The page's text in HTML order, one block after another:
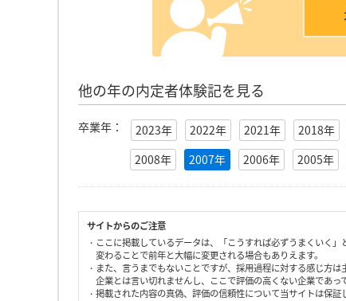
他の年の内定者体験記を見る
卒業年： 2023年 2022年 2021年 2018年
2008年
2007年 2006年 2005年
サイトからのご注意
・ここに掲載しているデータは、「こうすれば必ずうまくいく
変わることで前年と大幅に変更される場合もありえます。
・また、言うまでもないことですが、採用過程に対する感じ方
企業とは言い切れませんし、ここで評価の高くない企業であっ
・掲載された内容の真偽、評価の信頼性について当サイトは保